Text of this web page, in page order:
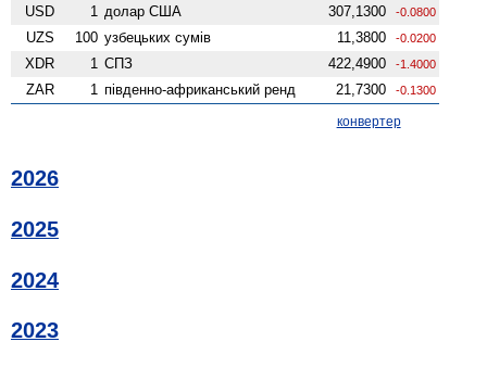
USD 1 долар США 307,1300 -0.0800
UZS 100 узбецьких сумів 11,3800 -0.0200
XDR 1 СПЗ 422,4900 -1.4000
ZAR 1 південно-африканський ренд 21,7300 -0.1300
конвертер
2026
2025
2024
2023